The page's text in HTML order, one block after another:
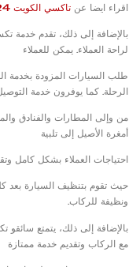
اقراء ايضا عن تاكسي الكويت 24 ساعه
بالإضافة إلى ذلك، تقدم خدمة
لراحة العملاء. يمكن للعملاء
طلب السيارات المزودة بخدمة
الرحلة. كما يوفرون خدمة
من وإلى المطارات والفنادق
أمغرة الأصيل إلى تلبية
احتياجات العملاء بشكل كامل
حيث تقوم بتنظيف السيارة بعد
ونظيفة للركاب.
بالإضافة إلى ذلك، يتمتع سائقو
مع الركاب وتقديم خدمة ممتازة